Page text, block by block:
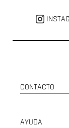
CONTACTO
AYUDA